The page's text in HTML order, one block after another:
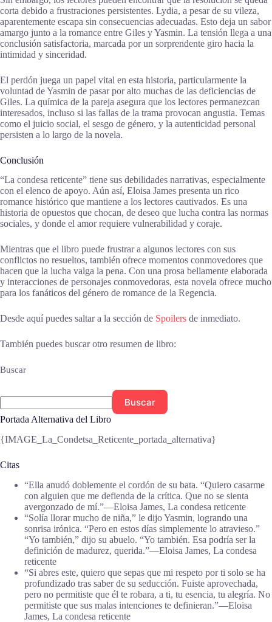
corta debido a frustraciones persistentes. Lydia, a pesar de su vileza,
aparentemente escapa sin consecuencias adecuadas. Esto deja un sabor
amargo junto a la romance entre Giles y Yasmin. La tensión llega a una
conclusión satisfactoria, marcada por un sorprendente giro hacia la
intimidad y sinceridad.
El perdón juega un papel vital en esta historia, particularmente la
voluntad de Yasmin de pasar por alto muchas de las deficiencias de
Giles. La química de la pareja asegura que los lectores permanezcan
interesados, incluso si las fallas de la trama provocan angustia. Temas
como el juicio social, el sesgo de género, y la autenticidad personal
persisten a lo largo de la novela.
Conclusión
“La condesa reticente” tiene sus debilidades narrativas, especialmente
con el elenco de apoyo. Aún así, Eloisa James presenta un rico
romance histórico que mantiene a los lectores cautivados. Es una
historia de opuestos que chocan, de deseo que lucha contra las normas
sociales, y donde el amor requiere vulnerabilidad y coraje.
Mientras que el libro puede frustrar a algunos lectores con sus
conflictos no resueltos, también ofrece momentos conmovedores que
hacen que la lucha valga la pena. Con una prosa bellamente elaborada
y interacciones de personajes conmovedoras, esta novela ofrece mucho
para los fanáticos del género de romance de la Regencia.
Desde aquí puedes saltar a la sección de Spoilers de inmediato.
También puedes buscar otro resumen de libro:
Buscar
Buscar
Portada Alternativa del Libro
{IMAGE_La_Condetsa_Reticente_portada_alternativa}
Citas
“Ella anudó doblemente el cordón de su bata. “Quiero casarme
con alguien que me defienda de la crítica. Que no se sienta
avergonzado de mí.”―Eloisa James, La condesa reticente
“Solía llorar mucho de niña,” le dijo Yasmin, logrando una
sonrisa irónica. “Pero en estos días simplemente lo atravieso.”
“Yo también,” dijo su abuelo. “Yo también. Esa podría ser la
definición de madurez, querida.”―Eloisa James, La condesa
reticente
“Si abres este, quiero que sepas que mi respeto por ti solo se ha
profundizado tras saber de su seducción. Fuiste aprovechada,
pero no permitiste que él te robara, a ti, tu esencia, tu alegría. No
permitiste que sus malas intenciones te definieran.”―Eloisa
James, La condesa reticente